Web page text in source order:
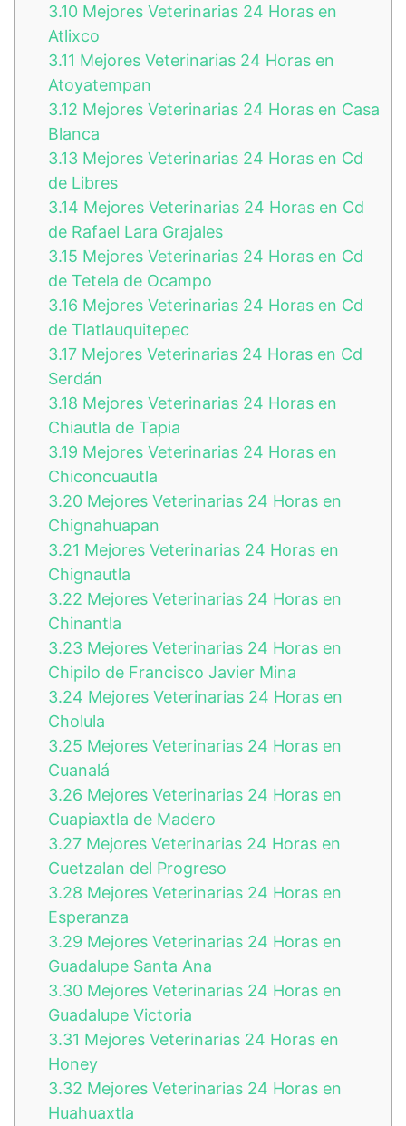
3.10 Mejores Veterinarias 24 Horas en
Atlixco
3.11 Mejores Veterinarias 24 Horas en
Atoyatempan
3.12 Mejores Veterinarias 24 Horas en Casa
Blanca
3.13 Mejores Veterinarias 24 Horas en Cd
de Libres
3.14 Mejores Veterinarias 24 Horas en Cd
de Rafael Lara Grajales
3.15 Mejores Veterinarias 24 Horas en Cd
de Tetela de Ocampo
3.16 Mejores Veterinarias 24 Horas en Cd
de Tlatlauquitepec
3.17 Mejores Veterinarias 24 Horas en Cd
Serdán
3.18 Mejores Veterinarias 24 Horas en
Chiautla de Tapia
3.19 Mejores Veterinarias 24 Horas en
Chiconcuautla
3.20 Mejores Veterinarias 24 Horas en
Chignahuapan
3.21 Mejores Veterinarias 24 Horas en
Chignautla
3.22 Mejores Veterinarias 24 Horas en
Chinantla
3.23 Mejores Veterinarias 24 Horas en
Chipilo de Francisco Javier Mina
3.24 Mejores Veterinarias 24 Horas en
Cholula
3.25 Mejores Veterinarias 24 Horas en
Cuanalá
3.26 Mejores Veterinarias 24 Horas en
Cuapiaxtla de Madero
3.27 Mejores Veterinarias 24 Horas en
Cuetzalan del Progreso
3.28 Mejores Veterinarias 24 Horas en
Esperanza
3.29 Mejores Veterinarias 24 Horas en
Guadalupe Santa Ana
3.30 Mejores Veterinarias 24 Horas en
Guadalupe Victoria
3.31 Mejores Veterinarias 24 Horas en
Honey
3.32 Mejores Veterinarias 24 Horas en
Huahuaxtla